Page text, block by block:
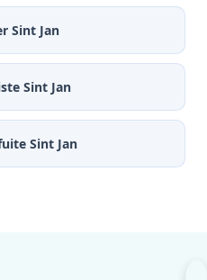
Sint Jan
Sint Jan
Sint Jan